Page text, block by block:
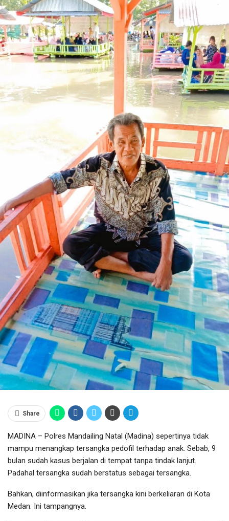
Share
MADINA – Polres Mandailing Natal (Madina) sepertinya tidak
mampu menangkap tersangka pedofil terhadap anak. Sebab, 9
bulan sudah kasus berjalan di tempat tanpa tindak lanjut.
Padahal tersangka sudah berstatus sebagai tersangka.
Bahkan, diinformasikan jika tersangka kini berkeliaran di Kota
Medan. Ini tampangnya.